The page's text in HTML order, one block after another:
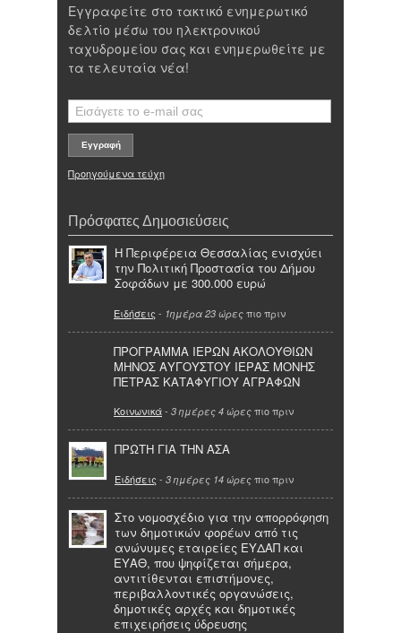
Εγγραφείτε στο τακτικό ενημερωτικό
δελτίο μέσω του ηλεκτρονικού
ταχυδρομείου σας και ενημερωθείτε με
τα τελευταία νέα!
Προηγούμενα τεύχη
Πρόσφατες Δημοσιεύσεις
Η Περιφέρεια Θεσσαλίας ενισχύει
την Πολιτική Προστασία του Δήμου
Σοφάδων με 300.000 ευρώ
Ειδήσεις - 1ημέρα 23 ώρες πιο πριν
ΠΡΟΓΡΑΜΜΑ ΙΕΡΩΝ ΑΚΟΛΟΥΘΙΩΝ
ΜΗΝΟΣ ΑΥΓΟΥΣΤΟΥ ΙΕΡΑΣ ΜΟΝΗΣ
ΠΕΤΡΑΣ ΚΑΤΑΦΥΓΙΟΥ ΑΓΡΑΦΩΝ
Κοινωνικά- 3 ημέρες 4 ώρες πιο πριν
ΠΡΩΤΗ ΓΙΑ ΤΗΝ ΑΣΑ
Ειδήσεις - 3 ημέρες 14 ώρες πιο πριν
Στο νομοσχέδιο για την απορρόφηση
των δημοτικών φορέων από τις
ανώνυμες εταιρείες ΕΥΔΑΠ και
ΕΥΑΘ, που ψηφίζεται σήμερα,
αντιτίθενται επιστήμονες,
περιβαλλοντικές οργανώσεις,
δημοτικές αρχές και δημοτικές
επιχειρήσεις ύδρευσης